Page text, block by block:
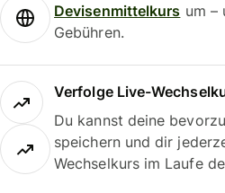
Devisenmittelkurs um –
Gebühren.
Verfolge Live-
Du kannst deine
speichern und dir
Wechselkurs im Laufe